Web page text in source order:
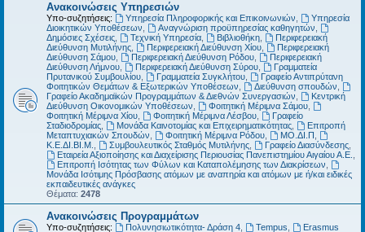
Ανακοινώσεις Υπηρεσιών
Υπο-συζητήσεις: Υπηρεσία Πληροφορικής και Επικοινωνιών
Υπηρεσία
Διοικητικών Υποθέσεων
Αναγνώριση προϋπηρεσίας καθηγητών
Δημόσιες Σχέσεις
Τεχνική Υπηρεσία, Βιβλιοθήκη,
Περιφερειακή
Διεύθυνση Μυτιλήνης
Περιφερειακή Διεύθυνση Χίου,
Περιφερειακή
Διεύθυνση Σάμου
Περιφερειακή Διεύθυνση Ρόδου,
Περιφερειακή
Διεύθυνση Λήμνου
Περιφερειακή Διεύθυνση Σύρου,
Γραμματεία
Πρυτανικού Συμβουλίου
Γραμματεία Συγκλήτου,
Γραφείο Αντιπρύτανη
Φοιτητικών Θεμάτων & Εξωτερικών Υποθέσεων
Διεύθυνση σπουδών
Γραφείο Ακαδημαϊκών Προγραμμάτων & Διεθνών Συνεργασιών
Κεντρική
Διεύθυνση Οικονομικών Υποθέσεων
Φοιτητική Μέριμνα Σάμου,
Φοιτητική Μέριμνα Χίου
Φοιτητική Μέριμνα Λέσβου,
Γραφείο
Σταδιοδρομίας
Μονάδα Καινοτομίας και Επιχειρηματικότητας,
Επιτροπή
Μεταπτυχιακών Σπουδών
Φοιτητική Μέριμνα Ρόδου, ΜΟ.ΔΙ.Π
Κ.Ε.ΔΙ.ΒΙ.Μ.
Συμβουλευτικός Σταθμός Μυτιλήνης, Γραφείο Διασύνδεσης,
Εταιρεία Αξιοποίησης και Διαχείρισης Περιουσίας Πανεπιστημίου Αιγαίου Α.Ε.
Επιτροπή Ισότητας των Φύλων και Καταπολέμησης των Διακρίσεων
Μονάδα Ισότιμης Πρόσβασης ατόμων με αναπηρία και ατόμων με ή/και ειδικές
εκπαιδευτικές ανάγκες
Θέματα: 2478
Ανακοινώσεις Προγραμμάτων
Υπο-συζητήσεις: Πολυνησιωτικότητα- Δράση 4, Tempus
Erasmus